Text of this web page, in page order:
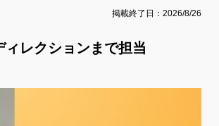
掲載終了日： 2026/8/26
レクションまで担当